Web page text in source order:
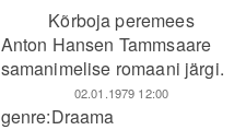
Kõrboja peremees
Anton Hansen Tammsaare
samanimelise romaani järgi.
02.01.1979 12:00
genre:Draama